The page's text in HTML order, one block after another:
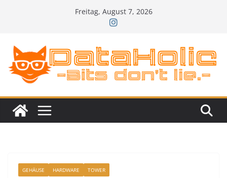
Freitag, August 7, 2026
GEHÄUSE HARDWARE TOWER